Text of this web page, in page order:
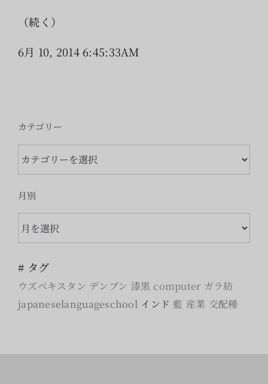
（続く）
6月 10, 2014 6:45:33AM
カテゴリー
カ
テ
ゴ
ー
月別
月
別
# タグ
ウズベキスタン デンプン 漆黒 computer ガラ紡
japaneselanguageschool インド 藍 産業 交配種